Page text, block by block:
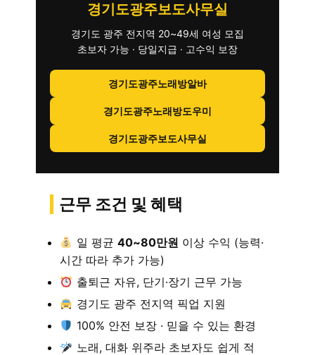
경기도광주보도사무실
경기도 광주 전지역 20~49세 여성 모집
초보자 가능 · 당일지급 · 고수익 보장
경기도광주노래방알바
경기도광주노래방도우미
경기도광주보도사무실
근무 조건 및 혜택
일 평균 40~80만원 이상 수익 (능력·
시간 따라 추가 가능)
출퇴근 자유, 단기·장기 근무 가능
경기도 광주 전지역 픽업 지원
100% 안전 보장 · 믿을 수 있는 환경
노래, 대화 위주라 초보자도 쉽게 적